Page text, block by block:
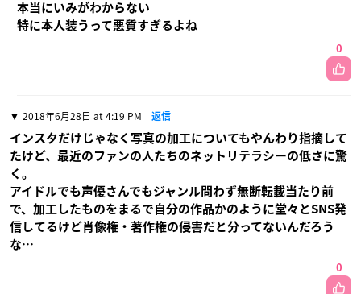
本当にいみがわからない
特に本人装うって悪質すぎるよね
0
2018年6月28日 at 4:19 PM 返信
インスタだけじゃなく写真の加工についてもやんわり指摘して
たけど、最近のファンの人たちのネットリテラシーの低さに驚
く。
アイドルでも声優さんでもジャンル問わず無断転載当たり前
で、加工したものをまるで自分の作品かのように堂々とSNS発
信してるけど肖像権・著作権の侵害だと分ってないんだろう
な…
0